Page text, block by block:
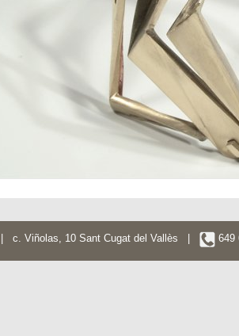
c. Viñolas, 10 Sant Cugat del Vallès |